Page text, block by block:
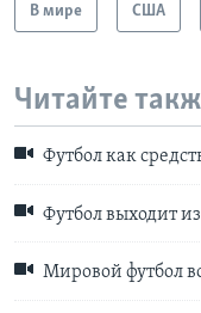
В мире США
Читайте
Футбол как
Футбол выходит
Мировой футбол